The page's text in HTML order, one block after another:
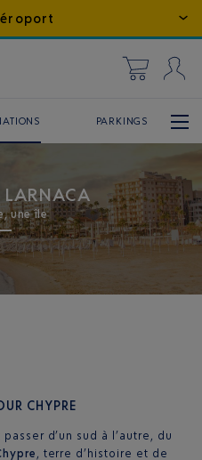
PARKINGS
une île
CHYPRE
d’un sud à l’autre, du
, terre d’histoire et de